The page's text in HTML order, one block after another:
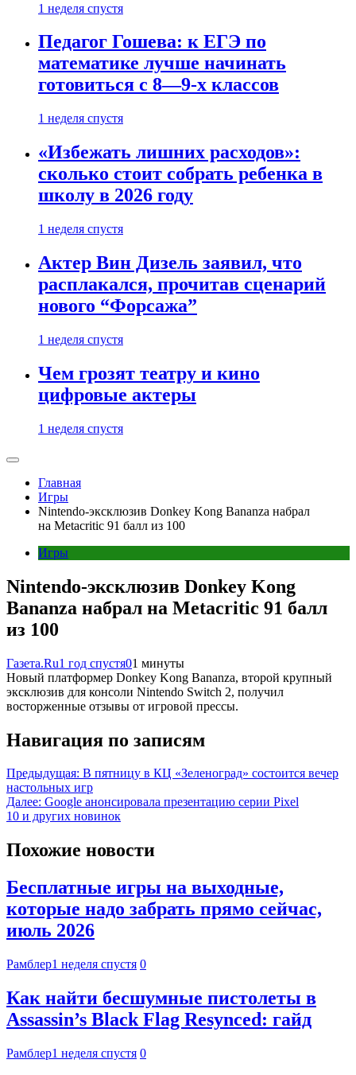
1 неделя спустя
Педагог Гошева: к ЕГЭ по
математике лучше начинать
готовиться с 8—9-х классов
1 неделя спустя
«Избежать лишних расходов»:
сколько стоит собрать ребенка в
школу в 2026 году
1 неделя спустя
Актер Вин Дизель заявил, что
расплакался, прочитав сценарий
нового “Форсажа”
1 неделя спустя
Чем грозят театру и кино
цифровые актеры
1 неделя спустя
Главная
Игры
Nintendo-эксклюзив Donkey Kong Bananza набрал
на Metacritic 91 балл из 100
Игры
Nintendo-эксклюзив Donkey Kong
Bananza набрал на Metacritic 91 балл
из 100
Газета.Ru1 год спустя01 минуты
Новый платформер Donkey Kong Bananza, второй крупный
эксклюзив для консоли Nintendo Switch 2, получил
восторженные отзывы от игровой прессы.
Навигация по записям
Предыдущая: В пятницу в КЦ «Зеленоград» состоится вечер
настольных игр
Далее: Google анонсировала презентацию серии Pixel
10 и других новинок
Похожие новости
Бесплатные игры на выходные,
которые надо забрать прямо сейчас,
июль 2026
Рамблер1 неделя спустя 0
Как найти бесшумные пистолеты в
Assassin’s Black Flag Resynced: гайд
Рамблер1 неделя спустя 0